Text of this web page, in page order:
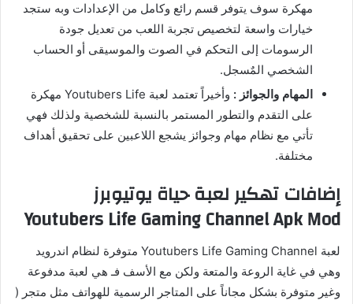
مهكرة سوف يتوفر قسم رائع وكامل من الإعدادات وبه ستجد
خيارات واسعة لتخصيص تجربة اللعب من تعديل جودة
الرسومات إلى التحكم في الصوت والموسيقى أو الحساب
الشخصي المٌسجل.
المهام والجوائز :
وأخيراً تعتمد لعبة Youtubers Life مهكرة
على التقدم والتطور المستمر بالنسبة للشخصية ولذلك فهي
تأتي مع نظام مهام وجوائز يشجع اللاعبين على تحقيق أهداف
مختلفة.
إضافات تهكير لعبة حياة يوتيوبرز
Youtubers Life Gaming Channel Apk Mod
لعبة Youtubers Life Gaming Channel متوفرة لنظام اندرويد
وهي في غاية الروعة والمتعة ولكن مع الأسف فـ هي لعبة مدفوعة
وغير متوفرة بشكل مجاناً على المتاجر الرسمية للهواتف مثل متجر (